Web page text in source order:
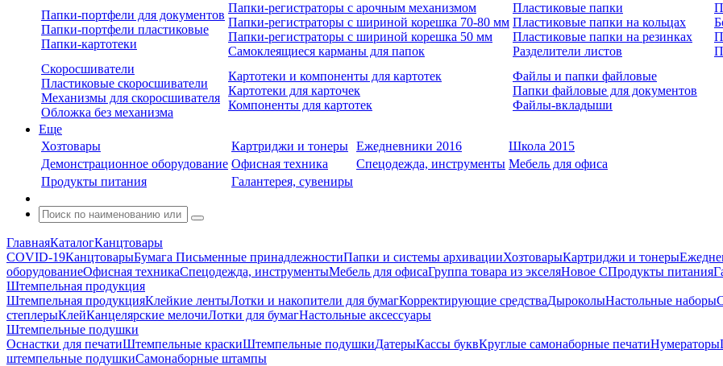
Папки-портфели для документов
Папки-портфели пластиковые
Папки-картотеки
Папки-регистраторы с арочным механизмом
Папки-регистраторы с шириной корешка 70-80 мм
Папки-регистраторы с шириной корешка 50 мм
Самоклеящиеся карманы для папок
Пластиковые папки
Пластиковые папки на кольцах
Пластиковые папки на резинках
Разделители листов
Скоросшиватели
Пластиковые скоросшиватели
Механизмы для скоросшивателя
Обложка без механизма
Картотеки и компоненты для картотек
Картотеки для карточек
Компоненты для картотек
Файлы и папки файловые
Папки файловые для документов
Файлы-вкладыши
Еще
Хозтовары
Картриджи и тонеры Ежедневники 2016
Школа 2015
Демонстрационное оборудование Офисная техника Спецодежда, инструменты Мебель для офиса
Продукты питания
Галантерея, сувениры
ГлавнаяКаталогКанцтовары
COVID-19КанцтоварыБумага Письменные принадлежностиПапки и системы архивацииХозтоварыКартриджи и тонеры
оборудованиеОфисная техникаСпецодежда, инструментыМебель для офисаГруппа товара из экселяНовое СПродукты питания
Штемпельная продукция
Штемпельная продукцияКлейкие лентыЛотки и накопители для бумагКорректирующие средстваДыроколыНастольные наборы
степлерыКлейКанцелярские мелочиЛотки для бумагНастольные аксессуары
Штемпельные подушки
Оснастки для печатиШтемпельные краскиШтемпельные подушкиДатерыКассы буквКруглые самонаборные печатиНумераторы
штемпельные подушкиСамонаборные штампы